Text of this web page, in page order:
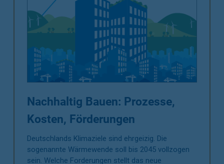
Nachhaltig Bauen: Prozesse,
Kosten, Förderungen
Deutschlands Klimaziele sind ehrgeizig. Die
sogenannte Wärmewende soll bis 2045 vollzogen
sein. Welche Forderungen stellt das neue